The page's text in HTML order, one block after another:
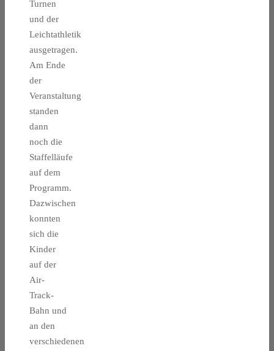
Turnen
und der
Leichtathletik
ausgetragen.
Am Ende
der
Veranstaltung
standen
dann
noch die
Staffelläufe
auf dem
Programm.
Dazwischen
konnten
sich die
Kinder
auf der
Air-
Track-
Bahn und
an den
verschiedenen